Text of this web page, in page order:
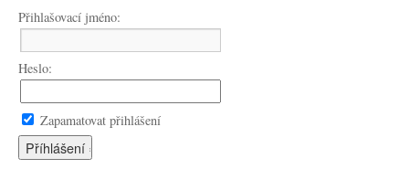
Přihlašovací jméno:
Heslo:
Zapamatovat přihlášení